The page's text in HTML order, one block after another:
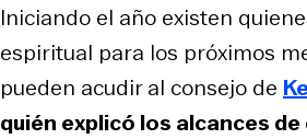
Iniciando el año existen
espiritual para los próximos
pueden acudir al consejo de
quién explicó los alcances